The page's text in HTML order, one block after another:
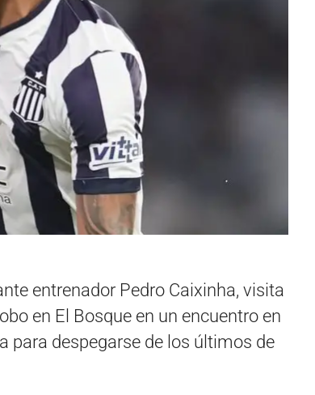
entrenador Pedro Caixinha, visita
en El Bosque en un encuentro en
para despegarse de los últimos de